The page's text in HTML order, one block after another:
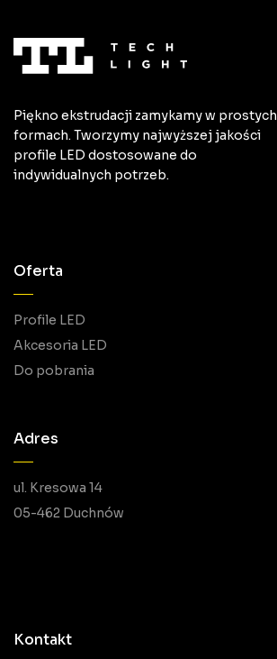
Piękno ekstrudacji zamykamy w prostych
formach. Tworzymy najwyższej jakości
profile LED dostosowane do
indywidualnych potrzeb.
Oferta
Profile LED
Akcesoria LED
Do pobrania
Adres
ul. Kresowa 14
05-462 Duchnów
Kontakt